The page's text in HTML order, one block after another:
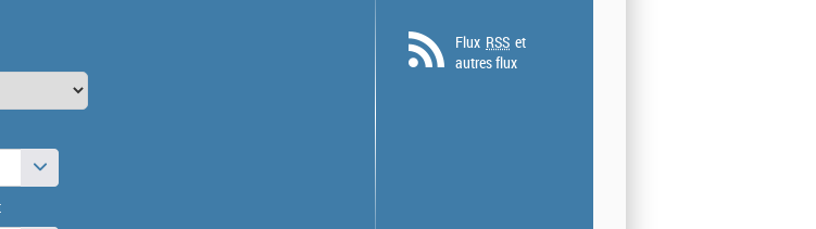
Flux RSS et
autres flux